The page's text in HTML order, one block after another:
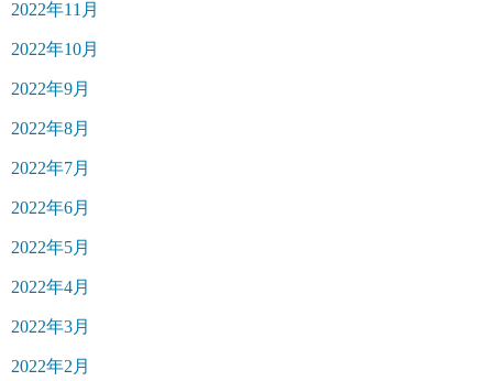
2022年11月
2022年10月
2022年9月
2022年8月
2022年7月
2022年6月
2022年5月
2022年4月
2022年3月
2022年2月